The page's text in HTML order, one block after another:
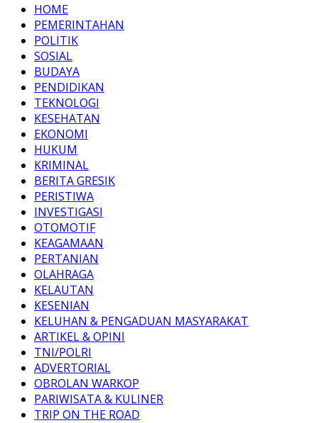
HOME
PEMERINTAHAN
POLITIK
SOSIAL
BUDAYA
PENDIDIKAN
TEKNOLOGI
KESEHATAN
EKONOMI
HUKUM
KRIMINAL
BERITA GRESIK
PERISTIWA
INVESTIGASI
OTOMOTIF
KEAGAMAAN
PERTANIAN
OLAHRAGA
KELAUTAN
KESENIAN
KELUHAN & PENGADUAN MASYARAKAT
ARTIKEL & OPINI
TNI/POLRI
ADVERTORIAL
OBROLAN WARKOP
PARIWISATA & KULINER
TRIP ON THE ROAD